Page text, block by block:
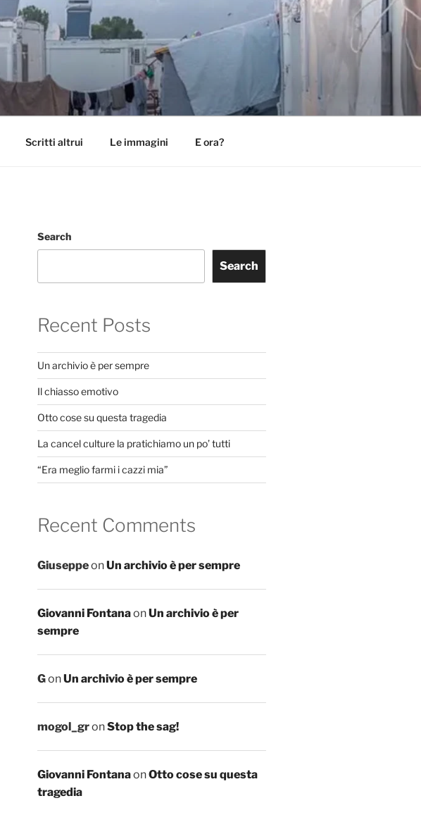
Scritti altrui Le immagini E ora?
Search
Search
Recent Posts
Un archivio è per sempre
Il chiasso emotivo
Otto cose su questa tragedia
La cancel culture la pratichiamo un po’ tutti
“Era meglio farmi i cazzi mia”
Recent Comments
GiuseppeonUn archivio è per sempre
Giovanni FontanaonUn archivio è per
sempre
GonUn archivio è per sempre
mogol_gronStop the sag!
Giovanni FontanaonOtto cose su questa
tragedia